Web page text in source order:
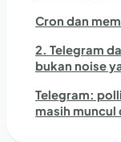
Cron dan
2. Telegram
bukan noise
Telegram:
masih